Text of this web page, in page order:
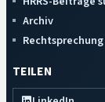
Archiv
Rechtsprechung
TEILEN